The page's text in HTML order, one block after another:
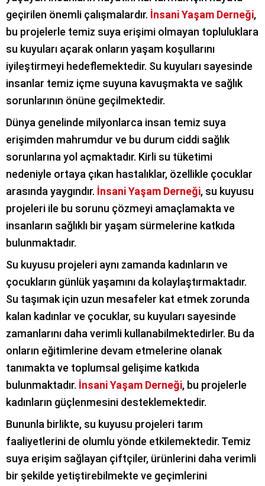
geçirilen önemli çalışmalardır. İnsani Yaşam Derneği,
bu projelerle temiz suya erişimi olmayan topluluklara
su kuyuları açarak onların yaşam koşullarını
iyileştirmeyi hedeflemektedir. Su kuyuları sayesinde
insanlar temiz içme suyuna kavuşmakta ve sağlık
sorunlarının önüne geçilmektedir.
Dünya genelinde milyonlarca insan temiz suya
erişimden mahrumdur ve bu durum ciddi sağlık
sorunlarına yol açmaktadır. Kirli su tüketimi
nedeniyle ortaya çıkan hastalıklar, özellikle çocuklar
arasında yaygındır. İnsani Yaşam Derneği, su kuyusu
projeleri ile bu sorunu çözmeyi amaçlamakta ve
insanların sağlıklı bir yaşam sürmelerine katkıda
bulunmaktadır.
Su kuyusu projeleri aynı zamanda kadınların ve
çocukların günlük yaşamını da kolaylaştırmaktadır.
Su taşımak için uzun mesafeler kat etmek zorunda
kalan kadınlar ve çocuklar, su kuyuları sayesinde
zamanlarını daha verimli kullanabilmektedirler. Bu da
onların eğitimlerine devam etmelerine olanak
tanımakta ve toplumsal gelişime katkıda
bulunmaktadır. İnsani Yaşam Derneği, bu projelerle
kadınların güçlenmesini desteklemektedir.
Bununla birlikte, su kuyusu projeleri tarım
faaliyetlerini de olumlu yönde etkilemektedir. Temiz
suya erişim sağlayan çiftçiler, ürünlerini daha verimli
bir şekilde yetiştirebilmekte ve geçimlerini